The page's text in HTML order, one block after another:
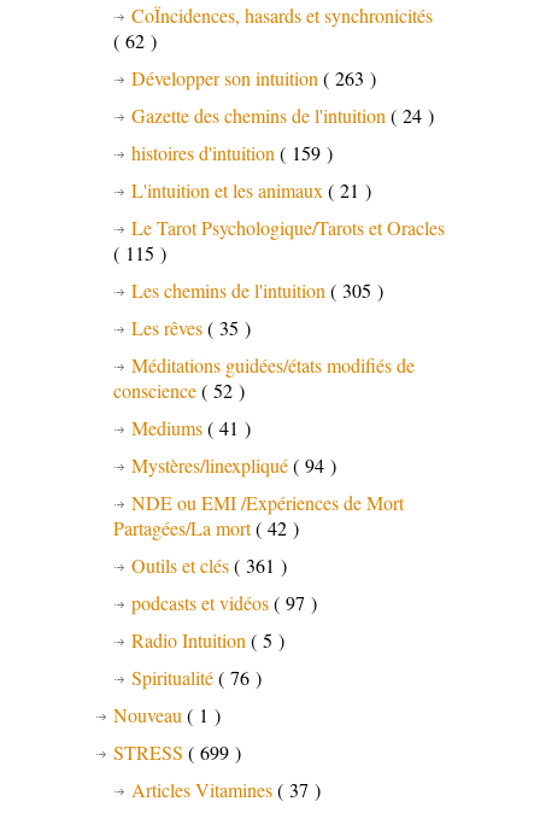
CoÏncidences, hasards et synchronicités
( 62 )
Développer son intuition( 263 )
Gazette des chemins de l'intuition( 24 )
histoires d'intuition( 159 )
L'intuition et les animaux( 21 )
Le Tarot Psychologique/Tarots et Oracles
( 115 )
Les chemins de l'intuition( 305 )
Les rêves( 35 )
Méditations guidées/états modifiés de
conscience( 52 )
Mediums( 41 )
Mystères/linexpliqué( 94 )
NDE ou EMI /Expériences de Mort
Partagées/La mort( 42 )
Outils et clés( 361 )
podcasts et vidéos( 97 )
Radio Intuition( 5 )
Spiritualité( 76 )
Nouveau( 1 )
STRESS ( 699 )
Articles Vitamines( 37 )